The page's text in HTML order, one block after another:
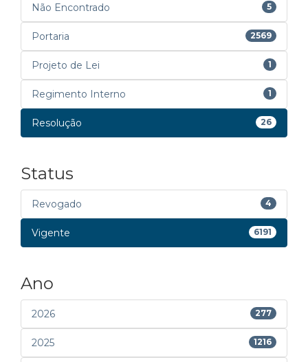
Não Encontrado 5
Portaria 2569
Projeto de Lei 1
Regimento Interno 1
Resolução 26
Status
Revogado 4
Vigente 6191
Ano
2026 277
2025 1216